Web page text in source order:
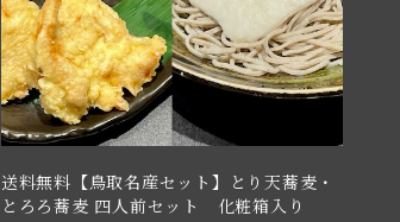
送料無料【鳥取名産セット】とり天蕎麦・
とろろ蕎麦 四人前セット 化粧箱入り